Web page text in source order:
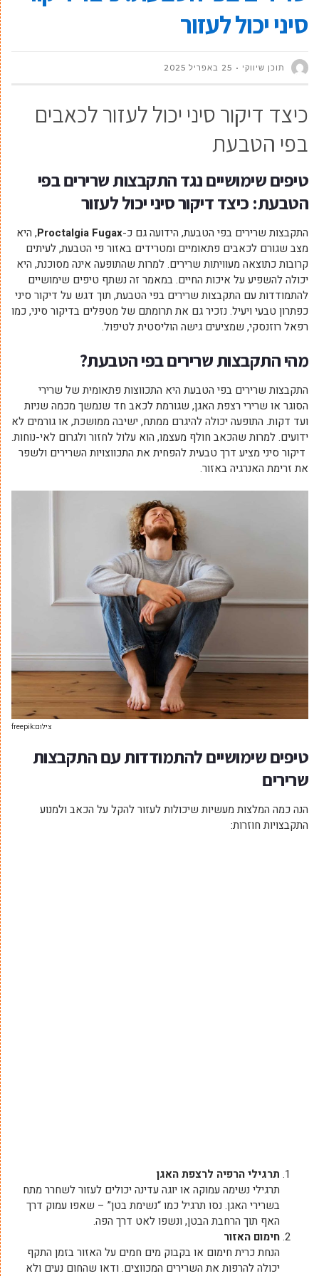
סיני יכול לעזור
תוכן שיווקי 25 באפריל 2025
כיצד דיקור סיני יכול לעזור לכאבים
בפי הטבעת
טיפים שימושיים נגד התקבצות שרירים בפי
הטבעת: כיצד דיקור סיני יכול לעזור
התקבצות שרירים בפי הטבעת, הידועה גם כ-Proctalgia Fugax, היא
מצב שגורם לכאבים פתאומיים ומטרידים באזור פי הטבעת, לעיתים
קרובות כתוצאה מעוויתות שרירים. למרות שהתופעה אינה מסוכנת, היא
יכולה להשפיע על איכות החיים. במאמר זה נשתף טיפים שימושיים
להתמודדות עם התקבצות שרירים בפי הטבעת, תוך דגש על דיקור סיני
כפתרון טבעי ויעיל. נזכיר גם את תרומתם של מטפלים בדיקור סיני, כמו
רפאל רוזנסקי, שמציעים גישה הוליסטית לטיפול.
מהי התקבצות שרירים בפי הטבעת?
התקבצות שרירים בפי הטבעת היא התכווצות פתאומית של שרירי
הסוגר או שרירי רצפת האגן, שגורמת לכאב חד שנמשך מכמה שניות
ועד דקות. התופעה יכולה להיגרם ממתח, ישיבה ממושכת, או גורמים לא
ידועים. למרות שהכאב חולף מעצמו, הוא עלול לחזור ולגרום לאי-נוחות.
דיקור סיני מציע דרך טבעית להפחית את התכווצויות השרירים ולשפר
את זרימת האנרגיה באזור.
צילום:freepik
טיפים שימושיים להתמודדות עם התקבצות
שרירים
הנה כמה המלצות מעשיות שיכולות לעזור להקל על הכאב ולמנוע
התקבצויות חוזרות:
תרגילי הרפיה לרצפת האגן
תרגילי נשימה עמוקה או יוגה עדינה יכולים לעזור לשחרר מתח
בשרירי האגן. נסו תרגיל כמו “נשימת בטן” – שאפו עמוק דרך
האף תוך הרחבת הבטן, ונשפו לאט דרך הפה.
חימום האזור
הנחת כרית חימום או בקבוק מים חמים על האזור בזמן התקף
יכולה להרפות את השרירים המכווצים. ודאו שהחום נעים ולא